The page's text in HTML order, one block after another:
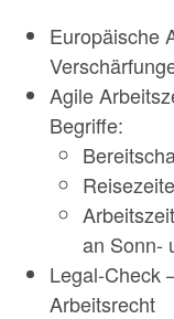
Europäische
Agile
Begriffe:
an Sonn-
Legal-Check
Arbeitsrecht